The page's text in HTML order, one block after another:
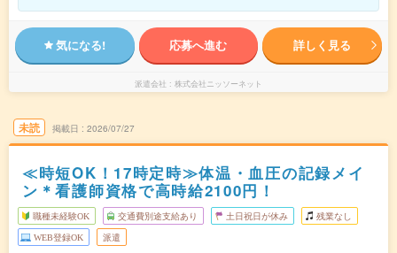
気になる! 応募へ進む 詳しく見る
派遣会社 株式会社ニッソーネット
未読 掲載日 2026/07/27
≪時短OK！17時定時≫体温・血圧の記録メイ
ン＊看護師資格で高時給2100円！
職種未経験OK 交通費別途支給あり 土日祝日が休み 残業なし
WEB登録OK 派遣